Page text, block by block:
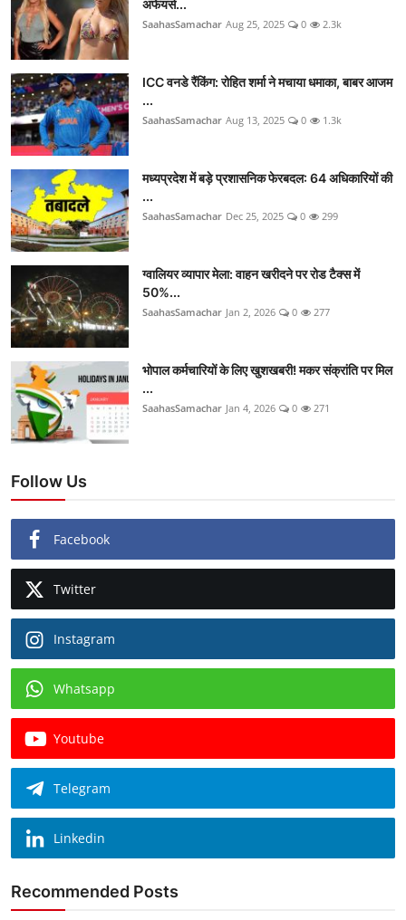
अफेयर्स...
SaahasSamachar Aug 25, 2025 0 2.3k
ICC वनडे रैंकिंग: रोहित शर्मा ने मचाया धमाका, बाबर आजम
...
SaahasSamachar Aug 13, 2025 0 1.3k
मध्यप्रदेश में बड़े प्रशासनिक फेरबदल: 64 अधिकारियों की
...
SaahasSamachar Dec 25, 2025 0 299
ग्वालियर व्यापार मेला: वाहन खरीदने पर रोड टैक्स में
50%...
SaahasSamachar Jan 2, 2026 0 277
भोपाल कर्मचारियों के लिए खुशखबरी! मकर संक्रांति पर मिल
...
SaahasSamachar Jan 4, 2026 0 271
Follow Us
Facebook
Twitter
Instagram
Whatsapp
Youtube
Telegram
Linkedin
Recommended Posts